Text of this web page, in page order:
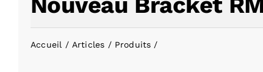
Accueil Articles Produits